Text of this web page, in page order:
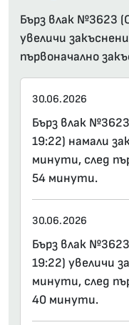
Бърз влак №3623
увеличи
първоначално
30.06.2026
Бърз влак
19:22) намали
минути, след
54 минути.
30.06.2026
Бърз влак
19:22) увеличи
минути, след
40 минути.